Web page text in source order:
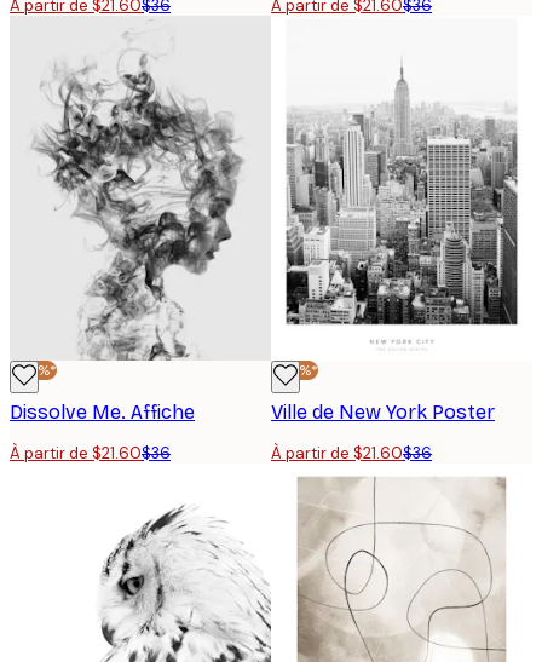
À partir de $21.60$36 À partir de $21.60$36
-40%*
Dissolve Me. Affiche
À partir de $21.60$36
-40%*
Ville de New York Poster
À partir de $21.60$36